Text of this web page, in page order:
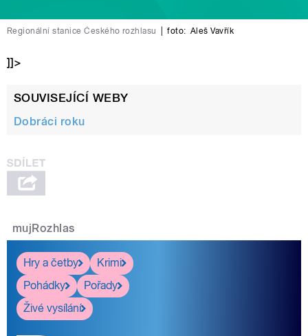
Regionální stanice Českého rozhlasu foto: Aleš Vavřík
]]>
SOUVISEJÍCÍ WEBY
Dobráci roku
mujRozhlas
Hry a četby
Krimi
Pohádky
Pořady
Živé vysílání